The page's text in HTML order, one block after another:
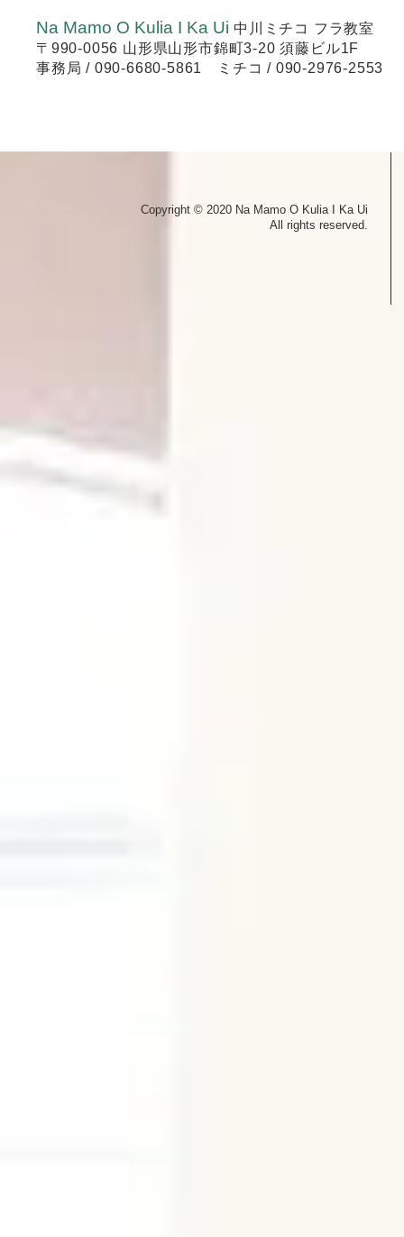
Na Mamo O Kulia I Ka Ui 中川ミチコ フラ教室
〒990-0056 山形県山形市錦町3-20 須藤ビル1F
事務局 / 090-6680-5861 ミチコ / 090-2976-2553
Copyright © 2020 Na Mamo O Kulia I Ka Ui
All rights reserved.